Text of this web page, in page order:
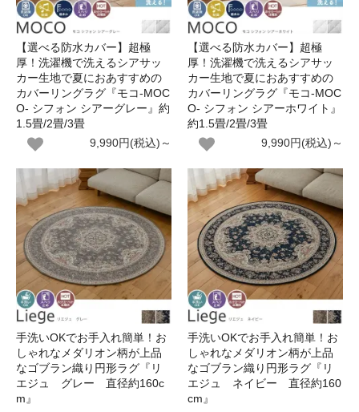
【選べる防水カバー】超極
厚！洗濯機で洗えるシアサッ
カー生地で夏におあすすめの
カバーリングラグ『モコ-MOC
O- シフォン シアーグレー』約
1.5畳/2畳/3畳
9,990円(税込)～
【選べる防水カバー】超極
厚！洗濯機で洗えるシアサッ
カー生地で夏におあすすめの
カバーリングラグ『モコ-MOC
O- シフォン シアーホワイト』
約1.5畳/2畳/3畳
9,990円(税込)～
手洗いOKでお手入れ簡単！お
しゃれなメダリオン柄が上品
なゴブラン織り円形ラグ『リ
エジュ グレー 直径約160c
m』
手洗いOKでお手入れ簡単！お
しゃれなメダリオン柄が上品
なゴブラン織り円形ラグ『リ
エジュ ネイビー 直径約160
cm』